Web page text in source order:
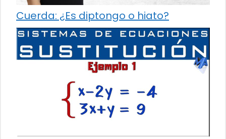
Cuerda: ¿Es diptongo o hiato?